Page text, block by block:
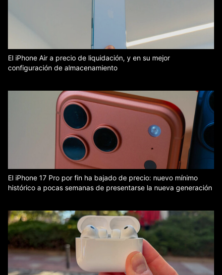
El iPhone Air a precio de liquidación, y en su mejor
configuración de almacenamiento
El iPhone 17 Pro por fin ha bajado de precio: nuevo mínimo
histórico a pocas semanas de presentarse la nueva generación